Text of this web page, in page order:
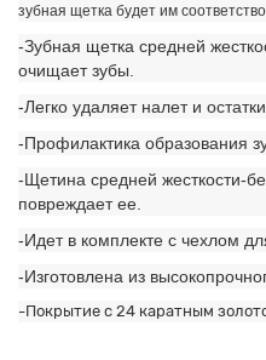
зубная щетка будет им
-Зубная щетка средней
очищает зубы.
-Легко удаляет налет и
-Профилактика образования
-Щетина средней жесткости-
повреждает ее.
-Идет в комплекте с чехлом
-Изготовлена из
-Покрытие с 24 каратным